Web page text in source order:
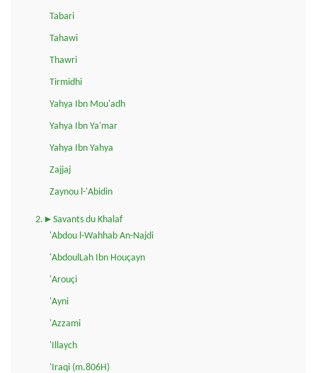
Tabari
Tahawi
Thawri
Tirmidhi
Yahya Ibn Mou'adh
Yahya Ibn Ya'mar
Yahya Ibn Yahya
Zajjaj
Zaynou l-'Abidin
2.►Savants du Khalaf
'Abdou l-Wahhab An-Najdi
'AbdoulLah Ibn Houçayn
'Arouçi
'Ayni
'Azzami
'Illaych
'Iraqi (m.806H)